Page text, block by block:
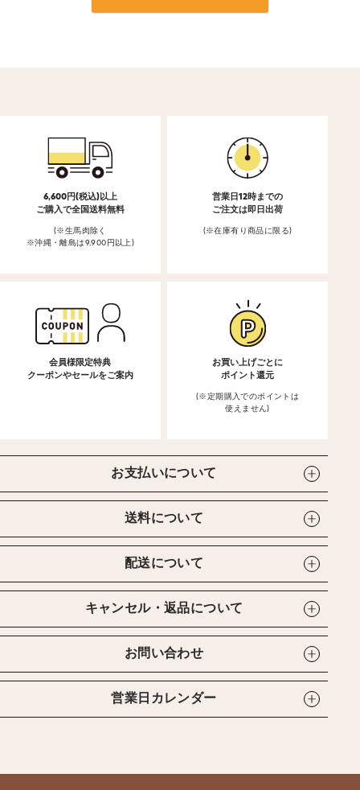
6,600円(税込)以上
ご購入で全国送料無料
(※生馬肉除く
※沖縄・離島は9,900円以上)
営業日12時までの
ご注文は即日出荷
(※在庫有り商品に限る)
会員様限定特典
クーポンやセールをご案内
お買い上げごとに
ポイント還元
(※定期購入でのポイントは
使えません)
お支払いについて
送料について
配送について
キャンセル・返品について
お問い合わせ
営業日カレンダー